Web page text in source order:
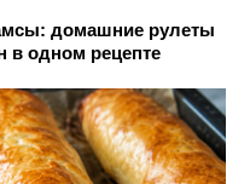
домашние рулеты
одном рецепте